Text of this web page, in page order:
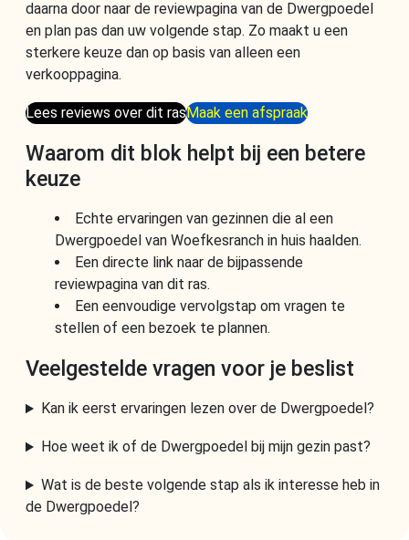
daarna door naar de reviewpagina van de Dwergpoedel
en plan pas dan uw volgende stap. Zo maakt u een
sterkere keuze dan op basis van alleen een
verkooppagina.
Lees reviews over dit rasMaak een afspraak
Waarom dit blok helpt bij een betere
keuze
Echte ervaringen van gezinnen die al een
Dwergpoedel van Woefkesranch in huis haalden.
Een directe link naar de bijpassende
reviewpagina van dit ras.
Een eenvoudige vervolgstap om vragen te
stellen of een bezoek te plannen.
Veelgestelde vragen voor je beslist
Kan ik eerst ervaringen lezen over de Dwergpoedel?
Hoe weet ik of de Dwergpoedel bij mijn gezin past?
Wat is de beste volgende stap als ik interesse heb in
de Dwergpoedel?